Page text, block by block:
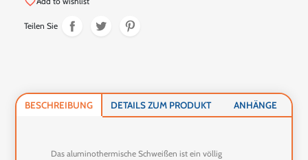
Teilen Sie
BESCHREIBUNG DETAILS ZUM PRODUKT ANHÄNGE
Das aluminothermische Schweißen ist ein völlig